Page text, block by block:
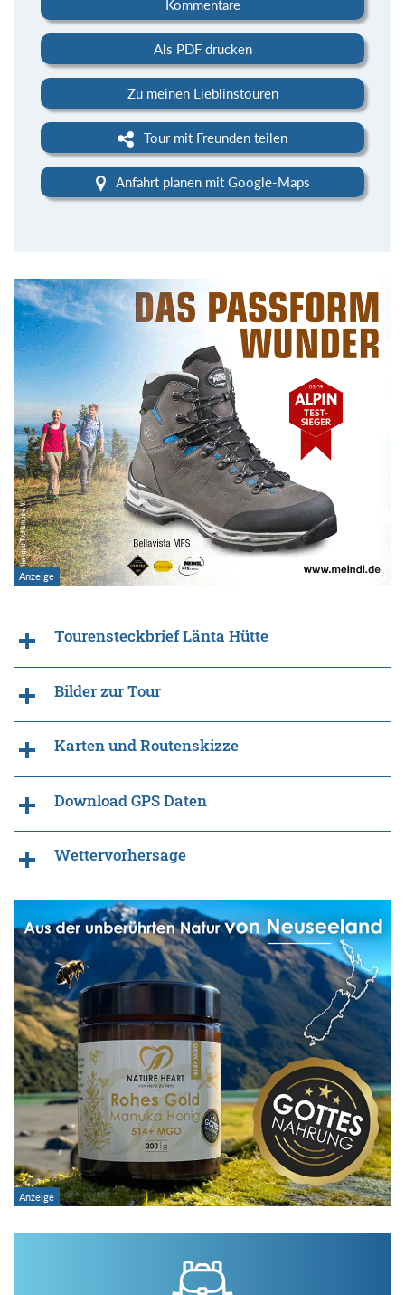
Kommentare
Als PDF drucken
Zu meinen Lieblinstouren
Tour mit Freunden teilen
Anfahrt planen mit Google-Maps
Tourensteckbrief Länta Hütte
Bilder zur Tour
Karten und Routenskizze
Download GPS Daten
Wettervorhersage